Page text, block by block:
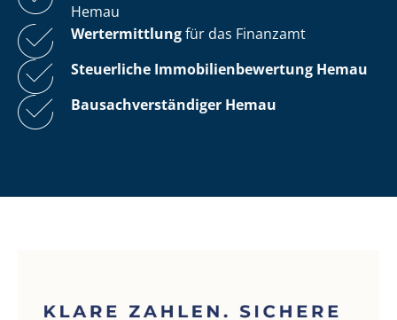
Hemau
Wertermittlungfür das Finanzamt
Steuerliche Im­mo­bi­li­en­be­wer­tung Hemau
Bau­sach­ver­stän­di­ger Hemau